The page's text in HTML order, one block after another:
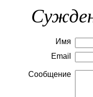
Имя
Email
Сообщение